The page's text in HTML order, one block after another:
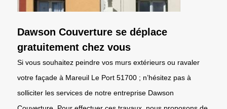
Dawson Couverture se déplace
gratuitement chez vous
Si vous souhaitez peindre vos murs extérieurs ou ravaler
votre façade à Mareuil Le Port 51700 ; n’hésitez pas à
solliciter les services de notre entreprise Dawson